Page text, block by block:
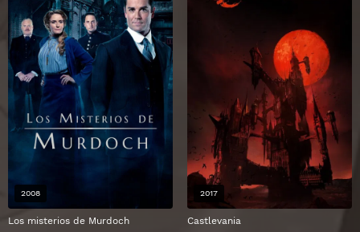
Los misterios de Murdoch
2008
Castlevania
2017